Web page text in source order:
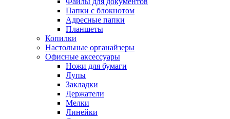
Папки с блокнотом
Адресные папки
Планшеты
Копилки
Настольные органайзеры
Офисные аксессуары
Ножи для бумаги
Лупы
Закладки
Держатели
Мелки
Линейки